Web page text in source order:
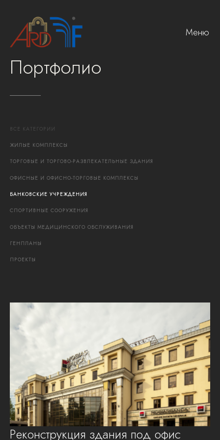
Портфолио
ВСЕ КАТЕГОРИИ
ЖИЛЫЕ КОМПЛЕКСЫ
ТОРГОВЫЕ И ТОРГОВО-РАЗВЛЕКАТЕЛЬНЫЕ ЗДАНИЯ
ОФИСНЫЕ И ОФИСНО-ТОРГОВЫЕ КОМПЛЕКСЫ
БАНКОВСКИЕ УЧРЕЖДЕНИЯ
СПОРТИВНЫЕ СООРУЖЕНИЯ
ОБЪЕКТЫ МЕДИЦИНСКОГО ОБСЛУЖИВАНИЯ
ГЕНПЛАНЫ
ПРОЕКТЫ
Реконструкция здания под офис
Меню